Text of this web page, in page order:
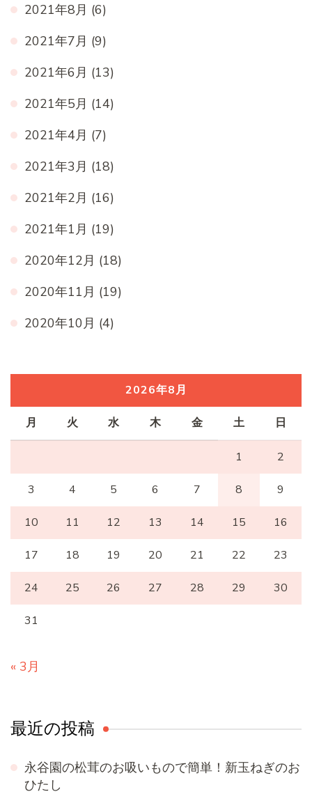
2021年8月 (6)
2021年7月 (9)
2021年6月 (13)
2021年5月 (14)
2021年4月 (7)
2021年3月 (18)
2021年2月 (16)
2021年1月 (19)
2020年12月 (18)
2020年11月 (19)
2020年10月 (4)
2026年8月
月 火 水 木 金 土 日
1 2
3 4 5 6 7 8 9
10 11 12 13 14 15 16
17 18 19 20 21 22 23
24 25 26 27 28 29 30
31
« 3月
最近の投稿
永谷園の松茸のお吸いもので簡単！新玉ねぎのお
ひたし